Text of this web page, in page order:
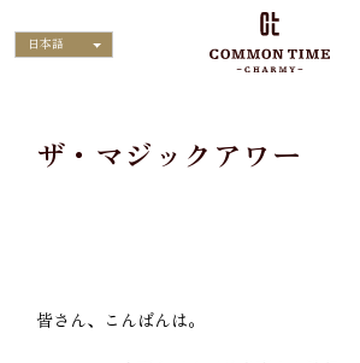
日本語
ザ・マジックアワー
皆さん、こんばんは。